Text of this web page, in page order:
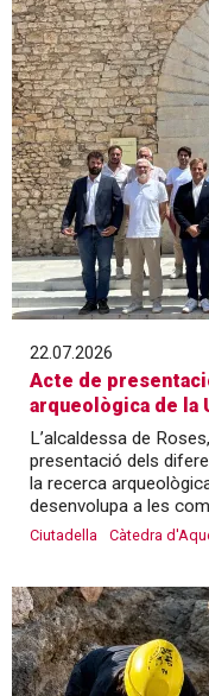
22.07.2026
Acte de
arqueològica de la
L’alcaldessa de
presentació dels
la recerca
desenvolupa a les
Ciutadella Càtedra